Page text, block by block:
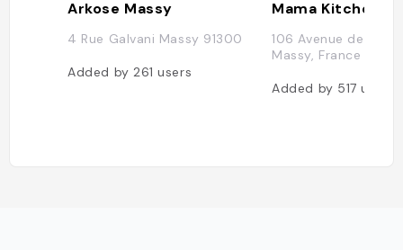
Arkose Massy
4 Rue Galvani Massy 91300
Added by261users
Mama Kitchen
106 Avenue de
Massy, France
Added by 517users